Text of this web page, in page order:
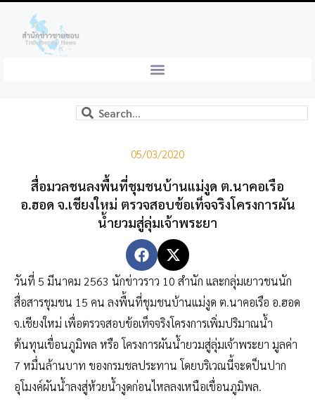
05/03/2020
สื่อมวลชนลงพื้นที่ชุมชนบ้านแม่งูด ต.นาคอเรือ
อ.ฮอด จ.เชียงใหม่ ตรวจสอบข้อเท็จจริงโครงการผัน
น้ำยวมสู่ลุ่มเจ้าพระยา
วันที่ 5 มีนาคม 2563 นักข่าวราว 10 สำนัก และกลุ่มเยาวชนนัก
สื่อสารชุมชน 15 คน ลงพื้นที่ชุมชนบ้านแม่งูด ต.นาคอเรือ อ.ฮอด
จ.เชียงใหม่ เพื่อตรวจสอบข้อเท็จจริงโครงการเพิ่มปริมาณน้ำ
ต้นทุนเขื่อนภูมิพล หรือ โครงการผันน้ำยวมสู่ลุ่มเจ้าพระยา มูลค่า
7 หมื่นล้านบาท ของกรมชลประทาน โดยบริเวณนี้จะดป็นปาก
อุโมงค์ผันน้ำลงสู่ห้วยน้ำงูดก่อนไหลลงเหนือเขื่อนภูมิพล.